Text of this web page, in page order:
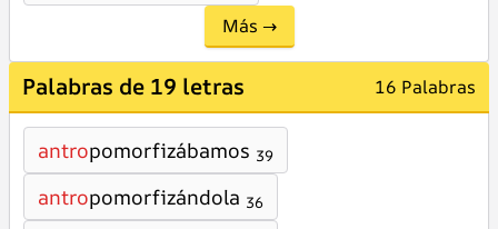
Más →
Palabras de 19 letras 16 Palabras
antropomorfizábamos 39
antropomorfizándola 36